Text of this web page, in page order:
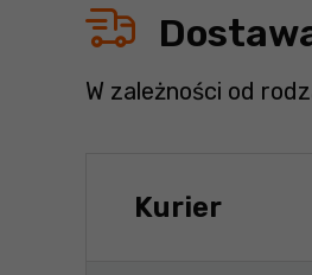
W zależności od
Kurier